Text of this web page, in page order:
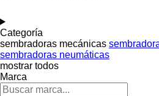
Categoría
sembradoras mecánicas
sembradoras neumáticas
mostrar todos
Marca